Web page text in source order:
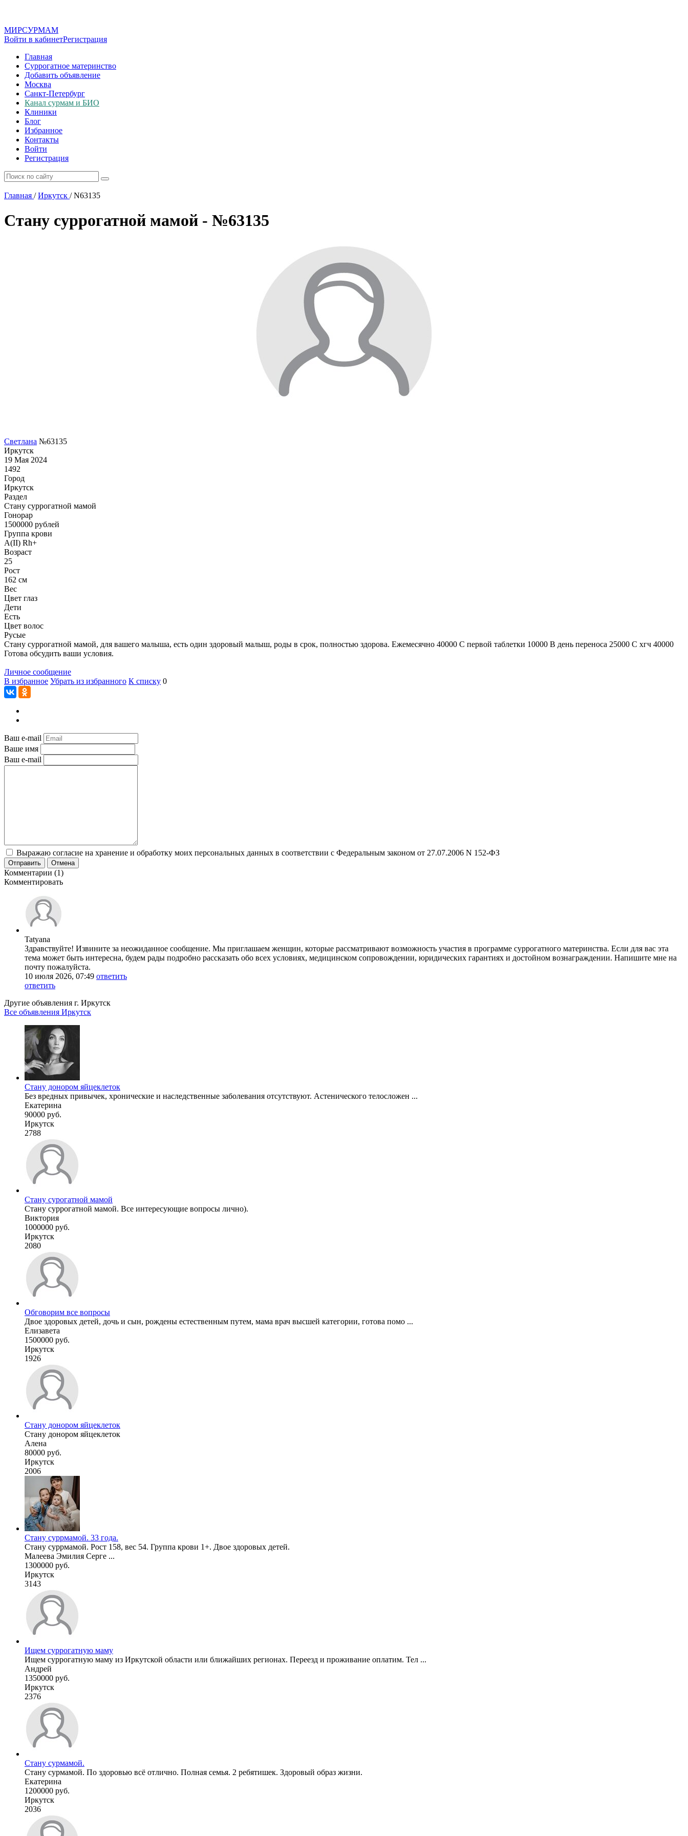
МИРСУРМАМ
Войти в кабинетРегистрация
Главная
Суррогатное материнство
Добавить объявление
Москва
Санкт-Петербург
Канал сурмам и БИО
Клиники
Блог
Избранное
Контакты
Войти
Регистрация
Главная / Иркутск /N63135
Стану суррогатной мамой - №63135
Светлана №63135
Иркутск
19 Мая 2024
1492
Город
Иркутск
Раздел
Cтану суррогатной мамой
Гонoрар
1500000 рублей
Группа крови
A(II) Rh+
Возраст
25
Рост
162 см
Вес
Цвет глаз
Дети
Есть
Цвет волос
Русые
Стану суррогатной мамой, для вашего малыша, есть один здоровый малыш, роды в срок, полностью здорова. Ежемесячно 40000 С первой таблетки 10000 В день переноса 25000 С хгч 40000
Готова обсудить ваши условия.
Личное сообщение
В избранное Убрать из избранного К списку 0
Ваш e-mail
Ваше имя
Ваш e-mail
Выражаю согласие на хранение и обработку моих персональных данных в соответствии с Федеральным законом от 27.07.2006 N 152-ФЗ
Отправить Отмена
Комментарии (1)
Комментировать
Tatyana
Здравствуйте! Извините за неожиданное сообщение. Мы приглашаем женщин, которые рассматривают возможность участия в программе суррогатного материнства. Если для вас эта
тема может быть интересна, будем рады подробно рассказать обо всех условиях, медицинском сопровождении, юридических гарантиях и достойном вознаграждении. Напишите мне на
почту пожалуйста.
10 июля 2026, 07:49 ответить
ответить
Другие объявления г. Иркутск
Все объявления Иркутск
Стану донором яйцеклеток
Без вредных привычек, хронические и наследственные заболевания отсутствуют. Астенического телосложен ...
Екатерина
90000 руб.
Иркутск
2788
Стану сурогатной мамой
Стану суррогатной мамой. Все интересующие вопросы лично).
Виктория
1000000 руб.
Иркутск
2080
Обговорим все вопросы
Двое здоровых детей, дочь и сын, рождены естественным путем, мама врач высшей категории, готова помо ...
Елизавета
1500000 руб.
Иркутск
1926
Стану донором яйцеклеток
Стану донором яйцеклеток
Алена
80000 руб.
Иркутск
2006
Стану суррмамой. 33 года.
Стану суррмамой. Рост 158, вес 54. Группа крови 1+. Двое здоровых детей.
Малеева Эмилия Серге ...
1300000 руб.
Иркутск
3143
Ищем суррогатную маму
Ищем суррогатную маму из Иркутской области или ближайших регионах. Переезд и проживание оплатим. Тел ...
Андрей
1350000 руб.
Иркутск
2376
Стану сурмамой.
Стану сурмамой. По здоровью всё отлично. Полная семья. 2 ребятишек. Здоровый образ жизни.
Екатерина
1200000 руб.
Иркутск
2036